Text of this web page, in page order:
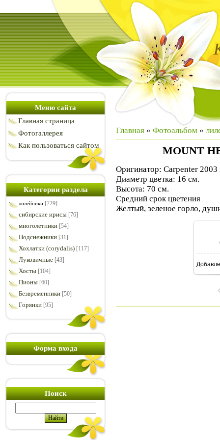
Меню сайта
Главная страница
Фотогаллерея
Как пользоваться сайтом
Категории раздела
лилейники [729]
сибирские ирисы [76]
многолетники [54]
Подснежники [31]
Хохлатки (corydalis) [117]
Луковичные [43]
Хосты [104]
Пионы [60]
Безвременники [50]
Горянки [95]
Форма входа
Поиск
Главная » Фотоальбом »
MOUNT
Оригинатор: Carpenter 2003
Диаметр цветка: 16 см.
Высота: 70 см.
Средний срок цветения
Желтый, зеленое горло,